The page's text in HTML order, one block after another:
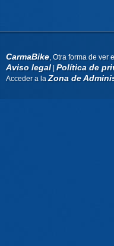
CarmaBike, Otra forma de ver
Aviso legal|Política de
Acceder a la Zona de